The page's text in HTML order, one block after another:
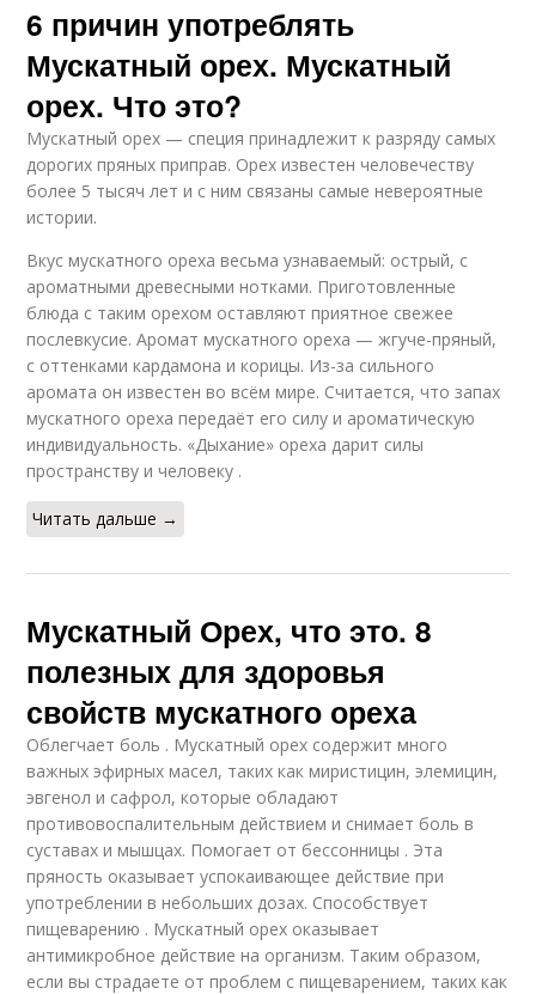
6 причин употреблять
Мускатный орех. Мускатный
орех. Что это?
Мускатный орех — специя принадлежит к разряду самых
дорогих пряных приправ. Орех известен человечеству
более 5 тысяч лет и с ним связаны самые невероятные
истории.
Вкус мускатного ореха весьма узнаваемый: острый, с
ароматными древесными нотками. Приготовленные
блюда с таким орехом оставляют приятное свежее
послевкусие. Аромат мускатного ореха — жгуче-пряный,
с оттенками кардамона и корицы. Из-за сильного
аромата он известен во всём мире. Считается, что запах
мускатного ореха передаёт его силу и ароматическую
индивидуальность. «Дыхание» ореха дарит силы
пространству и человеку .
Читать дальше →
Мускатный Орех, что это. 8
полезных для здоровья
свойств мускатного ореха
Облегчает боль . Мускатный орех содержит много
важных эфирных масел, таких как миристицин, элемицин,
эвгенол и сафрол, которые обладают
противовоспалительным действием и снимает боль в
суставах и мышцах. Помогает от бессонницы . Эта
пряность оказывает успокаивающее действие при
употреблении в небольших дозах. Способствует
пищеварению . Мускатный орех оказывает
антимикробное действие на организм. Таким образом,
если вы страдаете от проблем с пищеварением, таких как